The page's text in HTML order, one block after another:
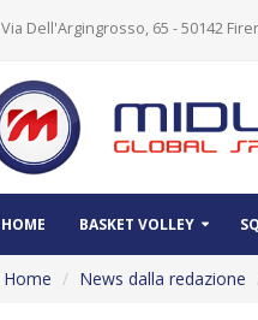
Via Dell'Argingrosso, 65 - 50142
HOME BASKET VOLLEY
Home News dalla redazione